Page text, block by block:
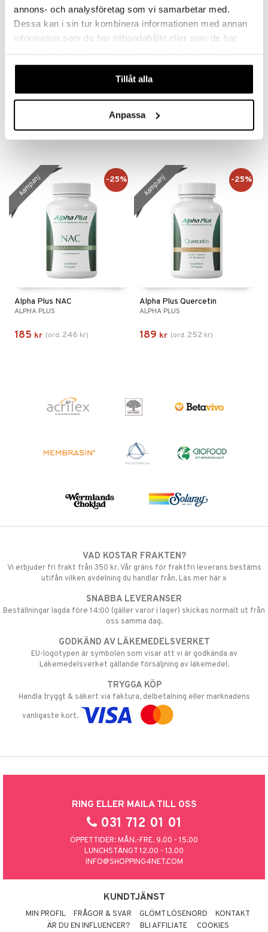
annons- och analysföretag som vi samarbetar med.
Dessa kan i sin tur kombinera informationen med annan
information som du har tillhandahållit eller som de har
våra cookies vid fortsatt användande av vår webbplats.
Tillåt alla
Anpassa
Bio-Pycnogenol
351
Alpha Plus Astaxantin 4 mg
ALPHA PLUS
157
Alpha Plus NAC
ALPHA PLUS
185 kr (ord. 246 kr)
kampanj -25%
Alpha Plus Quercetin
ALPHA PLUS
189 kr (ord. 252 kr)
kampanj -25%
VAD KOSTAR FRAKTEN?
Vi erbjuder fri frakt från 350 kr. Vår gräns för fraktfri leverans bestäms
utifån vilken avdelning du handlar från. Läs mer här »
SNABBA LEVERANSER
Beställningar lagda före 14:00 (gäller varor i lager) skickas normalt ut från
oss samma dag.
GODKÄND AV LÄKEMEDELSVERKET
EU-logotypen är symbolen som visar att vi är godkända av
Läkemedelsverket gällande försäljning av läkemedel.
TRYGGA KÖP
Handla tryggt & säkert via faktura, delbetalning eller marknadens
vanligaste kort.
RING ELLER MAILA TILL OSS
031 712 01 01
ÖPPETTIDER: MÅN.-FRE. 9.00 - 15.00
LUNCHSTÄNGT 12.00 - 13.00
INFO@SHOPPING4NET.COM
KUNDTJÄNST
MIN PROFIL FRÅGOR & SVAR GLÖMT LÖSENORD
KONTAKT
ÄR DU EN INFLUENCER?
BLI AFFILIATE COOKIES